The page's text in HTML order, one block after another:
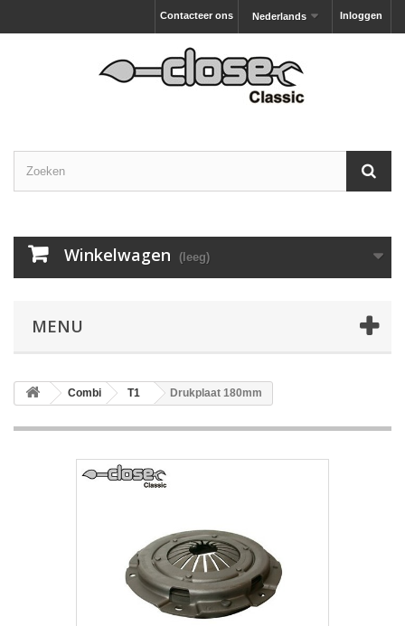
Inloggen
Nederlands
Contacteer ons
Winkelwagen (leeg)
MENU
Combi T1 Drukplaat 180mm